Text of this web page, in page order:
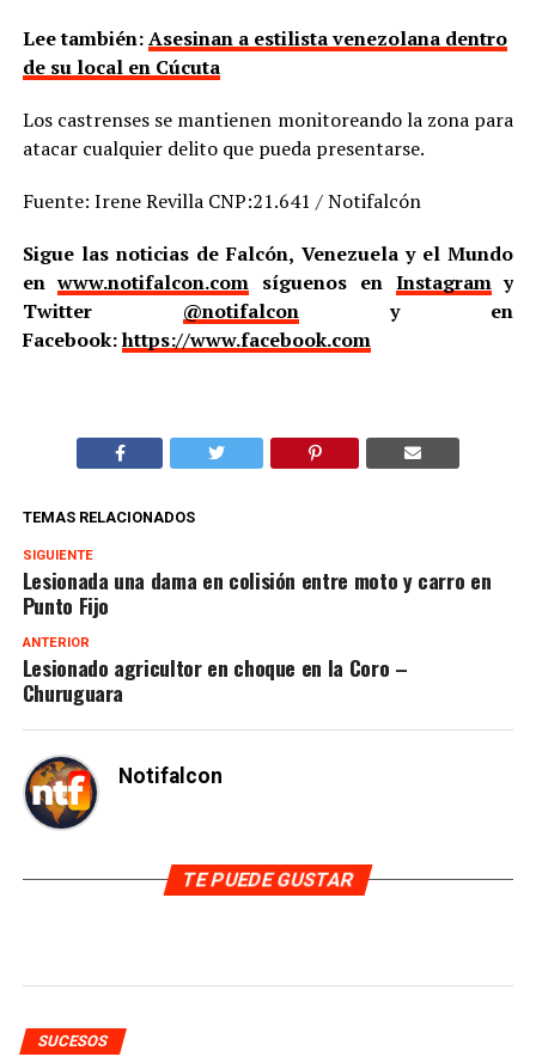
Lee también:Asesinan a estilista venezolana dentro
de su local en Cúcuta
Los castrenses se mantienen monitoreando la zona para
atacar cualquier delito que pueda presentarse.
Fuente: Irene Revilla CNP:21.641 / Notifalcón
Sigue las noticias de Falcón, Venezuela y el Mundo
enwww.notifalcon.com síguenos en Instagramy
Twitter @notifalcony en
Facebook:https://www.facebook.com
TEMAS RELACIONADOS
SIGUIENTE
Lesionada una dama en colisión entre moto y carro en
Punto Fijo
ANTERIOR
Lesionado agricultor en choque en la Coro –
Churuguara
Notifalcon
TE PUEDE GUSTAR
SUCESOS